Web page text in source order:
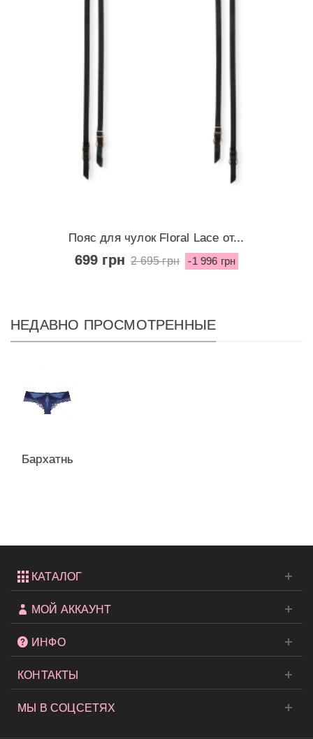
Пояс для чулок Floral Lace от...
699 грн 2 695 грн -1 996 грн
НЕДАВНО ПРОСМОТРЕННЫЕ
Бархатные
КАТАЛОГ
МОЙ АККАУНТ
ИНФО
КОНТАКТЫ
МЫ В СОЦСЕТЯХ